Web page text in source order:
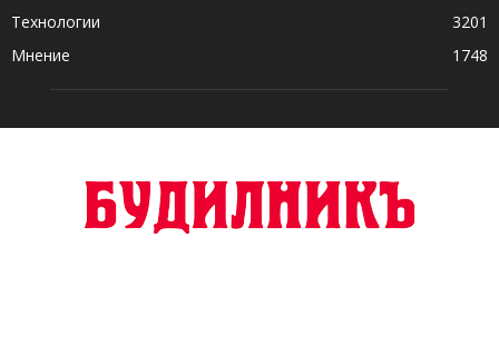
Технологии
3201
Мнение
1748